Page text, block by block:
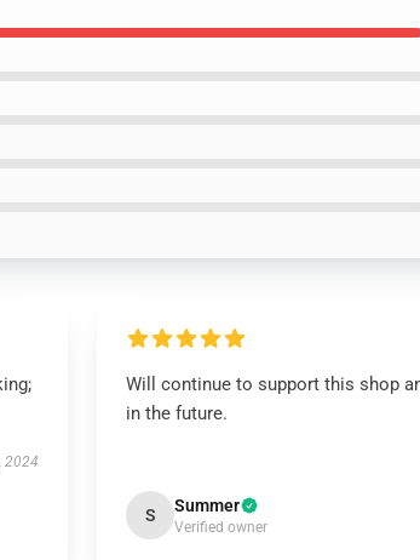
2024
Will continue to support this shop
in the future.
S Summer
Verified owner